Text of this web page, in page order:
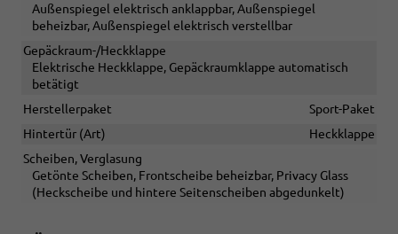
Außenspiegel elektrisch anklappbar, Außenspiegel
beheizbar, Außenspiegel elektrisch verstellbar
Gepäckraum-/Heckklappe
Elektrische Heckklappe, Gepäckraumklappe automatisch
betätigt
Herstellerpaket
Sport-Paket
Hintertür (Art)
Heckklappe
Scheiben, Verglasung
Getönte Scheiben, Frontscheibe beheizbar, Privacy Glass
(Heckscheibe und hintere Seitenscheiben abgedunkelt)